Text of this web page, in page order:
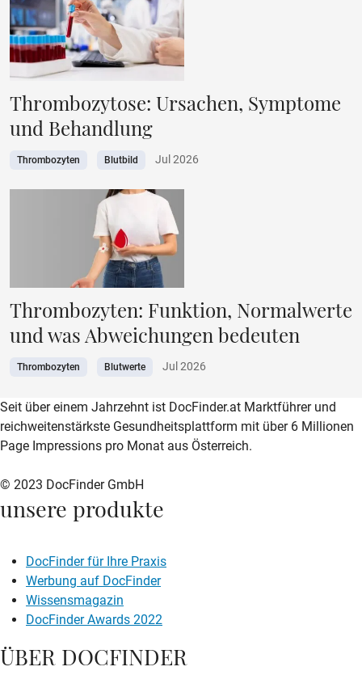
Thrombozytose: Ursachen, Symptome
und Behandlung
Thrombozyten Blutbild Jul 2026
Thrombozyten: Funktion, Normalwerte
und was Abweichungen bedeuten
Thrombozyten Blutwerte Jul 2026
zur DocFinder-Startseite
logo icon
Seit über einem Jahrzehnt ist DocFinder.at Marktführer und
reichweitenstärkste Gesundheitsplattform mit über 6 Millionen
Page Impressions pro Monat aus Österreich.
© 2023 DocFinder GmbH
unsere produkte
DocFinder für Ihre Praxis
Werbung auf DocFinder
Wissensmagazin
DocFinder Awards 2022
ÜBER DOCFINDER